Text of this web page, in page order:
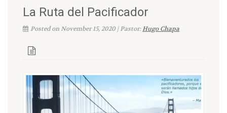
La Ruta del Pacificador
Posted on November 15, 2020 | Pastor:Hugo Chapa